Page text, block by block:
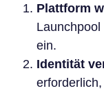
Plattform
ein.
Identität